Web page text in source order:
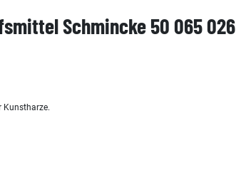
Schmincke 50 065 026
Kunstharze.